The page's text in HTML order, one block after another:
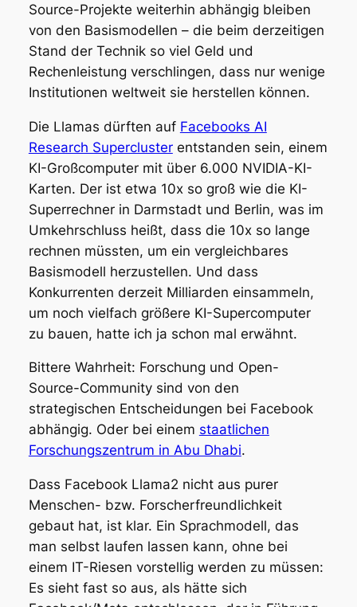
Source-Projekte weiterhin abhängig bleiben
von den Basismodellen – die beim derzeitigen
Stand der Technik so viel Geld und
Rechenleistung verschlingen, dass nur wenige
Institutionen weltweit sie herstellen können.
Die Llamas dürften auf Facebooks AI
Research Superclusterentstanden sein, einem
KI-Großcomputer mit über 6.000 NVIDIA-KI-
Karten. Der ist etwa 10x so groß wie die KI-
Superrechner in Darmstadt und Berlin, was im
Umkehrschluss heißt, dass die 10x so lange
rechnen müssten, um ein vergleichbares
Basismodell herzustellen. Und dass
Konkurrenten derzeit Milliarden einsammeln,
um noch vielfach größere KI-Supercomputer
zu bauen, hatte ich ja schon mal erwähnt.
Bittere Wahrheit: Forschung und Open-
Source-Community sind von den
strategischen Entscheidungen bei Facebook
abhängig. Oder bei einem staatlichen
Forschungszentrum in Abu Dhabi.
Dass Facebook Llama2 nicht aus purer
Menschen- bzw. Forscherfreundlichkeit
gebaut hat, ist klar. Ein Sprachmodell, das
man selbst laufen lassen kann, ohne bei
einem IT-Riesen vorstellig werden zu müssen:
Es sieht fast so aus, als hätte sich